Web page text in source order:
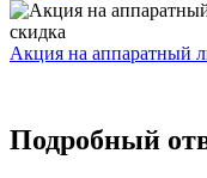
Акция на аппаратный
Подробный